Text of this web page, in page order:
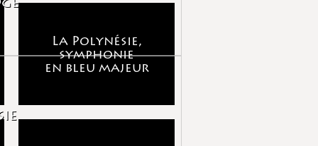
La Polynésie,
symphonie
en bleu majeur